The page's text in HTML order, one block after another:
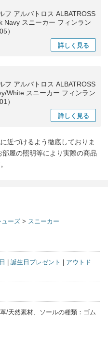
フ アルバトロス ALBATROSS
Navy スニーカー フィンラン
）
詳しく 見る
フ アルバトロス ALBATROSS
White スニーカー フィンラン
）
詳しく 見る
近づけるよう徹底しておりま
屋の照明等により実際の商品
ューズ > スニーカー
誕生日プレゼント
アウトド
/天然素材、ソールの種類：ゴム